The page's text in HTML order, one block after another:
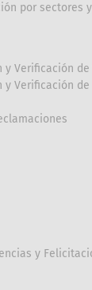
por sectores
y Verificación
y Verificación de
y